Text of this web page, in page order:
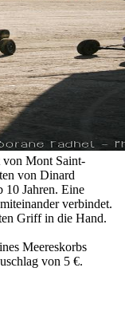
von Mont Saint-
von Dinard
10 Jahren. Eine
verbindet.
Griff in die Hand.
Meereskorbs
von 5 €.